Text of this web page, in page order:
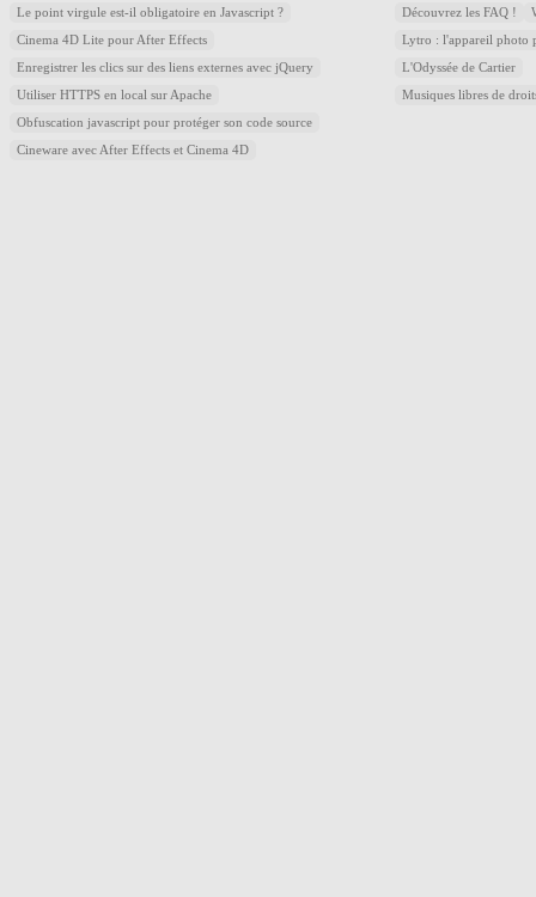
Le point virgule est-il obligatoire en Javascript ?
Cinema 4D Lite pour After Effects
Enregistrer les clics sur des liens externes avec jQuery
Utiliser HTTPS en local sur Apache
Obfuscation javascript pour protéger son code source
Cineware avec After Effects et Cinema 4D
Découvrez les FAQ !
Lytro : l'appareil photo
L'Odyssée de Cartier
Musiques libres de